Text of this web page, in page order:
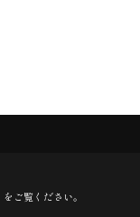
をご覧ください。